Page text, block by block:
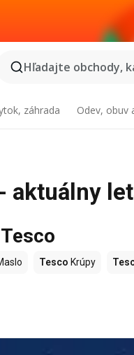
Hľadajte obchody,
záhrada Odev, obuv
aktuálny
Tesco Krúpy